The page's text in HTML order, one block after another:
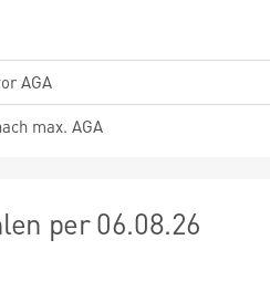
AGA
max. AGA
per 06.08.26